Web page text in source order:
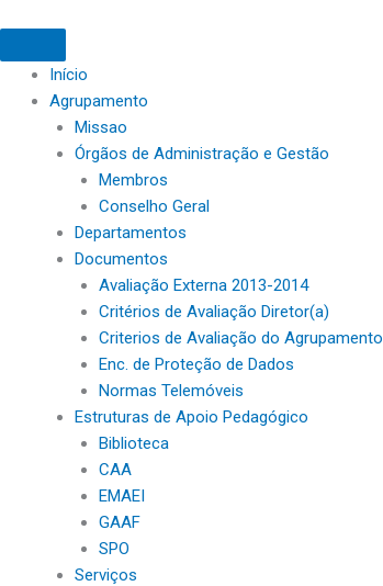
Início
Agrupamento
Missao
Órgãos de Administração e Gestão
Membros
Conselho Geral
Departamentos
Documentos
Avaliação Externa 2013-2014
Critérios de Avaliação Diretor(a)
Criterios de Avaliação do Agrupamento
Enc. de Proteção de Dados
Normas Telemóveis
Estruturas de Apoio Pedagógico
Biblioteca
CAA
EMAEI
GAAF
SPO
Serviços